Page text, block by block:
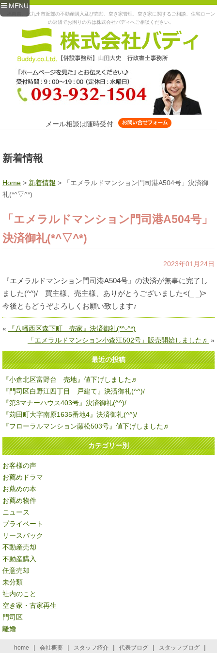
MENU
福岡県、北九州市近郊の不動産購入及び売却、空き家管理、空き家に関するご相談、住宅ローン
の返済でお困りの方は株式会社バディへご相談ください。
メール相談は随時受付
新着情報
Home > 新着情報 >
「エメラルドマンション門司港A504号」決済御
礼(*^▽^*)
「エメラルドマンション門司港A504号」
決済御礼(*^▽^*)
2023年01月24日
『エメラルドマンション門司港A504号』の決済が無事に完了し
ました(^^)/ 買主様、売主様、ありがとうございました<(_ _)>
今後ともどうぞよろしくお願い致します♪
«
『八幡西区森下町 売家』決済御礼(*^-^*)
「エメラルドマンション小森江502号」販売開始しました♬ »
最近の投稿
『小倉北区富野台 売地』値下げしました♬
『門司区白野江四丁目 戸建て』決済御礼(^^)/
『第3マナーハウス403号』決済御礼(^^)/
『苅田町大字南原1635番地4』決済御礼(^^)/
『フローラルマンション藤松503号』値下げしました♬
カテゴリー別
お客様の声
お薦めドラマ
お薦めの本
お薦め物件
ニュース
プライベート
リースバック
不動産売却
不動産購入
任意売却
未分類
社内のこと
空き家・古家再生
門司区
離婚
home | 会社概要 | スタッフ紹介 | 代表ブログ | スタッフブログ |